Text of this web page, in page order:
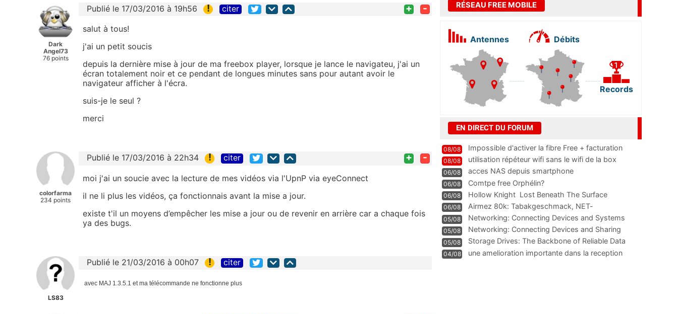
Dark
Angel73
76 points
Publié le 17/03/2016 à 19h56 ! citer + -
salut à tous!
j'ai un petit soucis
depuis la dernière mise à jour de ma freebox player, lorsque je lance le navigateu, j'ai un
écran totalement noir et ce pendant de longues minutes sans pour autant avoir le
navigateur afficher à l'écra.
suis-je le seul ?
merci
colorfarma
234 points
Publié le 17/03/2016 à 22h34 ! citer + -
moi j'ai un soucie avec la lecture de mes vidéos via l'UpnP via eyeConnect
il ne li plus les vidéos, ça fonctionnais avant la mise a jour.
existe t'il un moyens d’empêcher les mise a jour ou de revenir en arrière car a chaque fois
ya des bugs.
LS83
Publié le 21/03/2016 à 00h07 ! citer
avec MAJ 1.3.5.1 et ma télécommande ne fonctionne plus
RÉSEAU FREE MOBILE
Antennes Débits
Records
EN DIRECT DU FORUM
08/08
Impossible d'activer la fibre Free + facturation
résiliation
08/08 utilisation répéteur wifi sans le wifi de la box
06/08 acces NAS depuis smartphone
06/08 Comtpe free Orphélin?
06/08 Hollow Knight  Lost Beneath The Surface
06/08
Airmez 80k: Tabakgeschmack, NET-
Technologie und Leistung im
05/08 Networking: Connecting Devices and Systems
05/08
Networking: Connecting Devices and Sharing
Information
05/08
Storage Drives: The Backbone of Reliable Data
Management
04/08
une amelioration importante dans la reception